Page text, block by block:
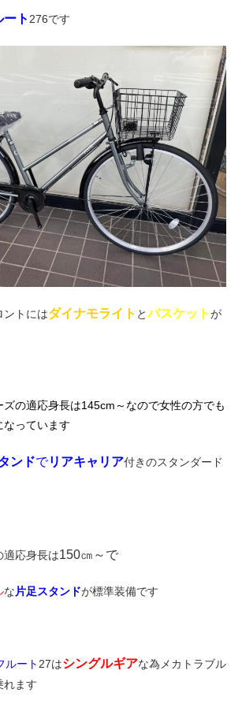
ート 276です
ントにはダイナモライト とバスケットが
ズの適応身長は145cm～なので女性の方でも
なっています
ンドでリアキャリア付きのスタンダード
適応身長は150㎝～で
な片足スタンドが標準装備です
ルート 27はシングルギアな為メカトラブル
れます